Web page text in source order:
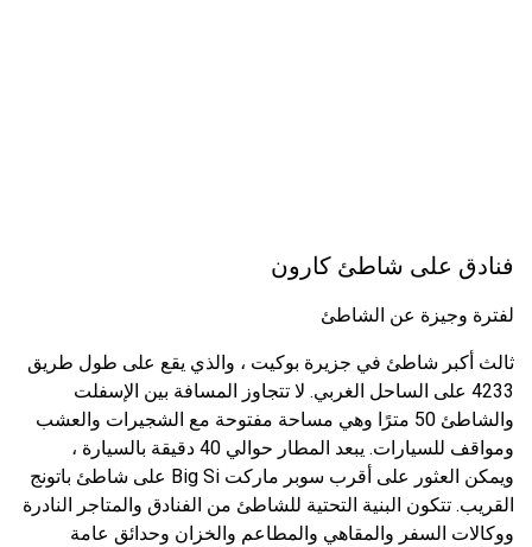
فنادق على شاطئ كارون
لفترة وجيزة عن الشاطئ
ثالث أكبر شاطئ في جزيرة بوكيت ، والذي يقع على طول طريق
4233 على الساحل الغربي. لا تتجاوز المسافة بين الإسفلت
والشاطئ 50 مترًا وهي مساحة مفتوحة مع الشجيرات والعشب
ومواقف للسيارات. يبعد المطار حوالي 40 دقيقة بالسيارة ،
ويمكن العثور على أقرب سوبر ماركت Big Si على شاطئ باتونج
القريب. تتكون البنية التحتية للشاطئ من الفنادق والمتاجر النادرة
ووكالات السفر والمقاهي والمطاعم والخزان وحدائق عامة